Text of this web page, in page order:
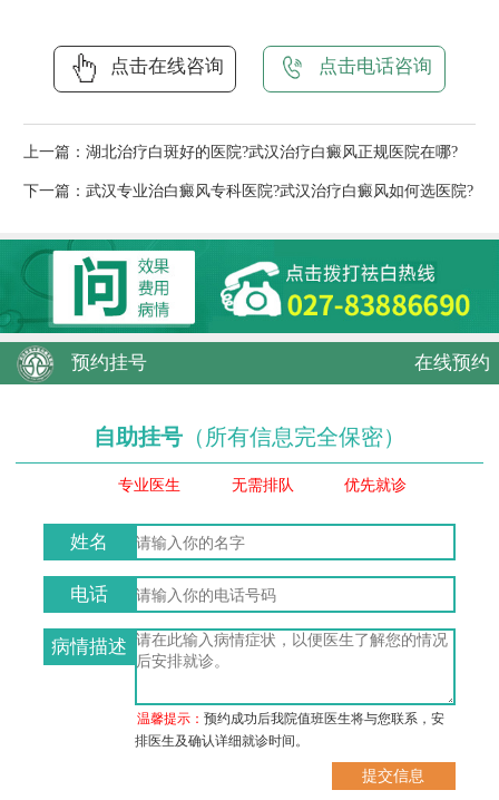
点击在线咨询 点击电话咨询
上一篇： 湖北治疗白斑好的医院?武汉治疗白癜风正规医院在哪?
下一篇： 武汉专业治白癜风专科医院?武汉治疗白癜风如何选医院?
预约挂号 在线预约
自助挂号 （所有信息完全保密）
专业医生 无需排队 优先就诊
姓名
电话
病情描述
温馨提示：预约成功后我院值班医生将与您联系，安
排医生及确认详细就诊时间。